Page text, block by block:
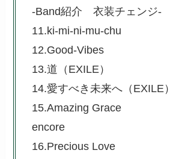
-Band紹介 衣装チェンジ-
11.ki-mi-ni-mu-chu
12.Good-Vibes
13.道（EXILE）
14.愛すべき未来へ（EXILE）
15.Amazing Grace
encore
16.Precious Love